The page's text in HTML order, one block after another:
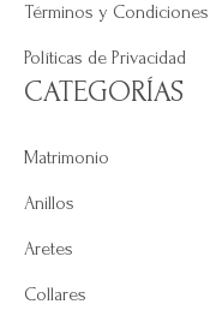
Términos y Condiciones
Políticas de Privacidad
CATEGORÍAS
Matrimonio
Anillos
Aretes
Collares